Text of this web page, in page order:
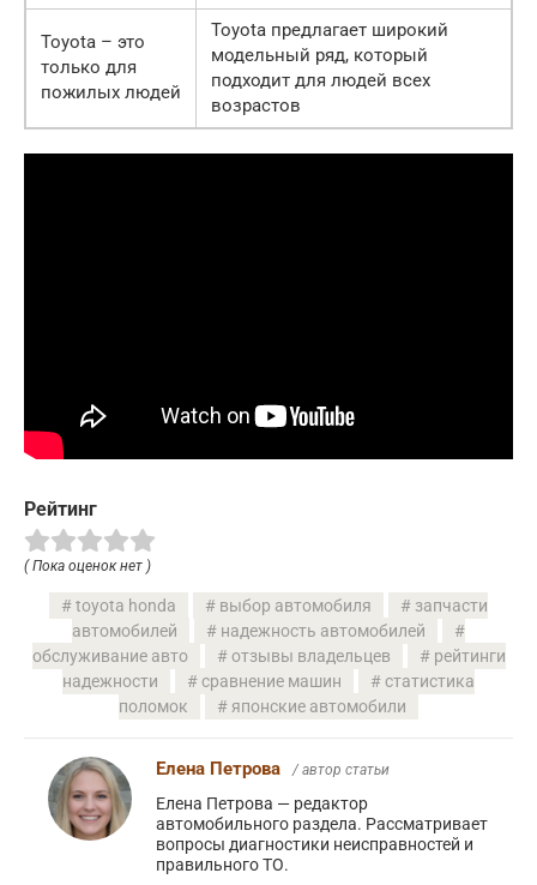
Toyota – это
только для
пожилых людей
Toyota предлагает широкий
модельный ряд, который
подходит для людей всех
возрастов
Рейтинг
( Пока оценок нет )
toyota honda выбор автомобиля
запчасти
автомобилей
надежность автомобилей
обслуживание авто
отзывы владельцев
рейтинги
надежности
сравнение машин
статистика
поломок
японские автомобили
Елена Петрова / автор статьи
Елена Петрова — редактор
автомобильного раздела. Рассматривает
вопросы диагностики неисправностей и
правильного ТО.